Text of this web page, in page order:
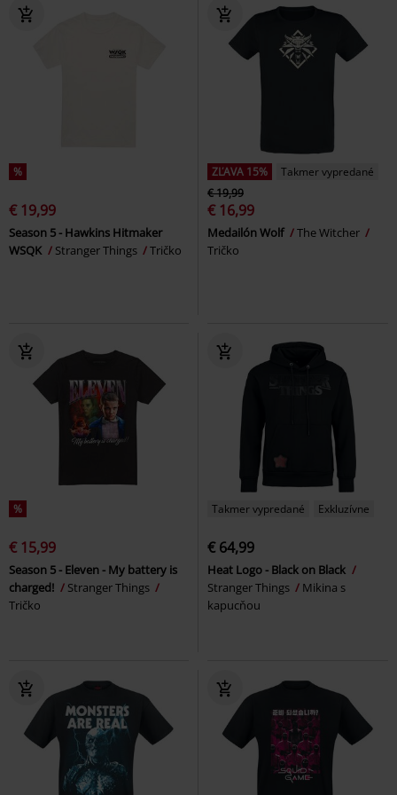
%
€ 19,99
Season 5 - Hawkins Hitmaker
WSQK
Stranger Things Tričko
ZĽAVA 15%
Takmer vypredané
€ 19,99
€ 16,99
Medailón Wolf
The Witcher
Tričko
%
€ 15,99
Season 5 - Eleven - My battery is
charged!
Stranger Things
Tričko
Takmer vypredané Exkluzívne
€ 64,99
Heat Logo - Black on Black
Stranger Things
Mikina s
kapucňou